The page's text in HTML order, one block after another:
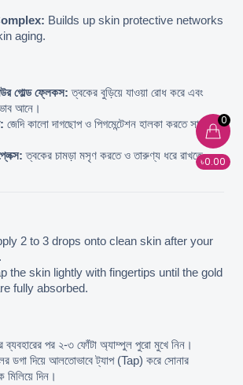
0
৳0.00
Builds up skin protective networks
aging.
গোল্ড ফ্লেকস: ত্বকের বুড়িয়ে যাওয়া রোধ করে এবং
আনে।
জেদি কালো দাগছোপ ও পিগমেন্টেশন হালকা করতে সাহায্য
ত্বকের চামড়া মসৃণ করতে ও তারুণ্য ধরে রাখতে
2 to 3 drops onto clean skin after your
the skin lightly with fingertips until the gold
fully absorbed.
ব্যবহারের পর ২-৩ ফোঁটা অ্যাম্পুল পুরো মুখে নিন।
ডগা দিয়ে আলতোভাবে ট্যাপ (Tap) করে সোনার
দিন।